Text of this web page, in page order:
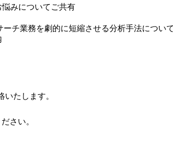
みについてご共有
チ業務を劇的に短縮させる分析手法につい
たします。
さい。